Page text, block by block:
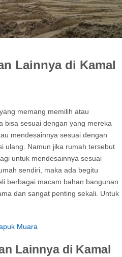
Lainnya di Kamal
memang memilih atau
bisa sesuai dengan yang mereka
mendesainnya sesuai dengan
ulang. Namun jika rumah tersebut
untuk mendesainnya sesuai
sendiri, maka ada begitu
berbagai macam bahan bangunan
dan sangat penting sekali. Untuk
Muara
Lainnya di Kamal